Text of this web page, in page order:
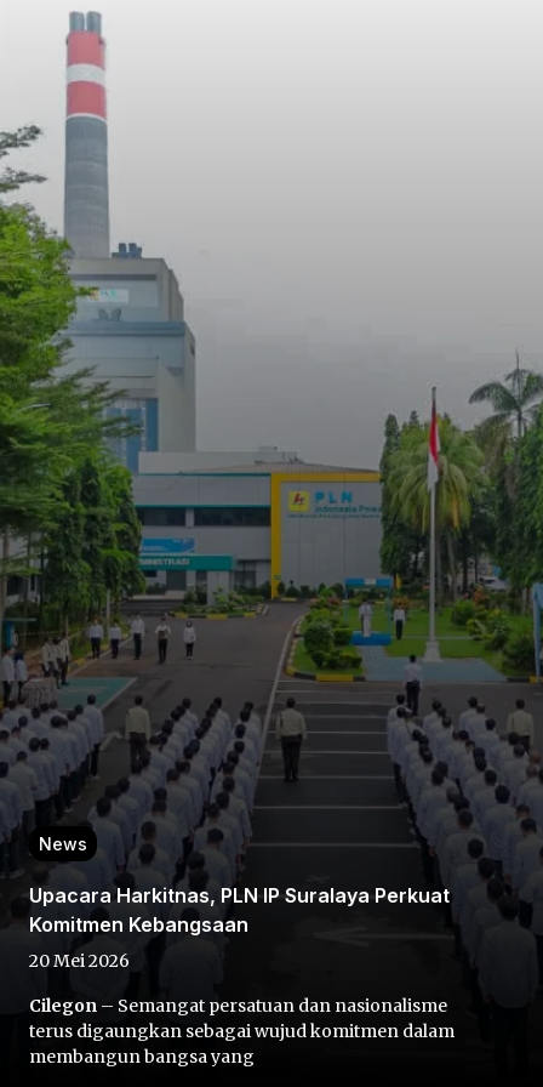
Home Video
Home
Share
Prev
News
Upacara Harkitnas, PLN IP Suralaya Perkuat
Komitmen Kebangsaan
20 Mei 2026
Cilegon – Semangat persatuan dan nasionalisme
terus digaungkan sebagai wujud komitmen dalam
membangun bangsa yang